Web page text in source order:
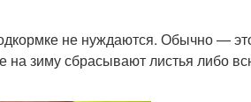
не нуждаются. Обычно —
на зиму сбрасывают листья либо